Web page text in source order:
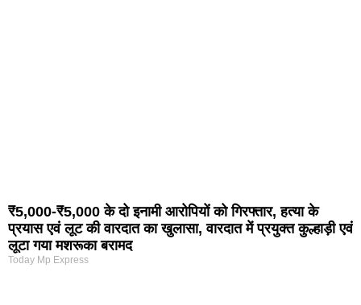
₹5,000-₹5,000 के दो इनामी आरोपियों को गिरफ्तार, हत्या के
प्रयास एवं लूट की वारदात का खुलासा, वारदात में प्रयुक्त कुल्हाड़ी एवं
लूटा गया मशरूका बरामद
Today Mp Express